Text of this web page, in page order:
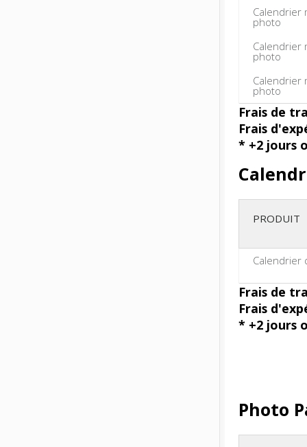
Calendrier
photo
Calendrier
photo
Calendrier
photo
Frais de
Frais
* +2 jours
PRODUIT
Calendrier
Frais de
Frais
* +2 jours
Photo